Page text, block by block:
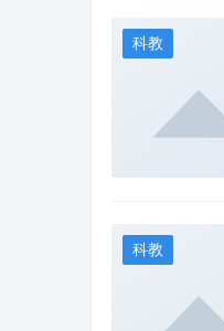
科教
科教